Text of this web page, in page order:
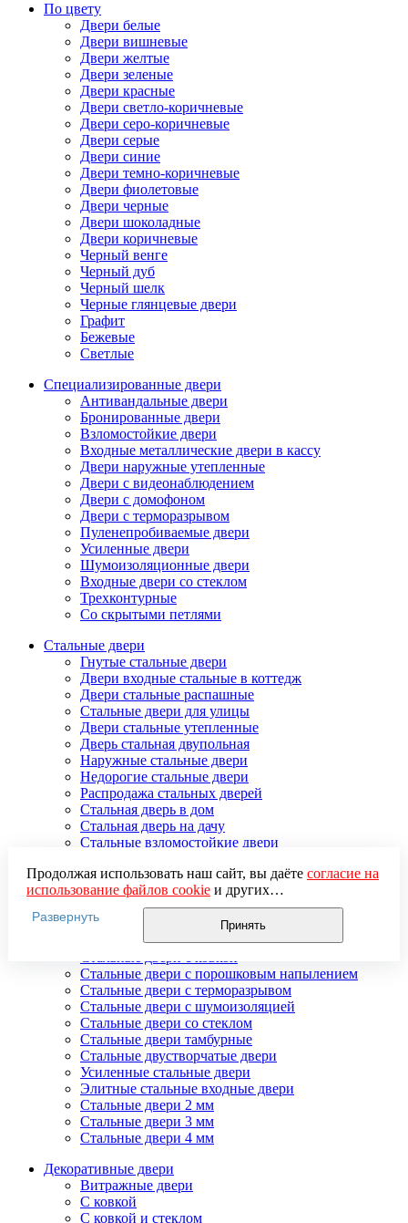
По цвету
Двери белые
Двери вишневые
Двери желтые
Двери зеленые
Двери красные
Двери светло-коричневые
Двери серо-коричневые
Двери серые
Двери синие
Двери темно-коричневые
Двери фиолетовые
Двери черные
Двери шоколадные
Двери коричневые
Черный венге
Черный дуб
Черный шелк
Черные глянцевые двери
Графит
Бежевые
Светлые
Специализированные двери
Антивандальные двери
Бронированные двери
Взломостойкие двери
Входные металлические двери в кассу
Двери наружные утепленные
Двери с видеонаблюдением
Двери с домофоном
Двери с терморазрывом
Пуленепробиваемые двери
Усиленные двери
Шумоизоляционные двери
Входные двери со стеклом
Трехконтурные
Со скрытыми петлями
Стальные двери
Гнутые стальные двери
Двери входные стальные в коттедж
Двери стальные распашные
Стальные двери для улицы
Двери стальные утепленные
Дверь стальная двупольная
Наружные стальные двери
Недорогие стальные двери
Распродажа стальных дверей
Стальная дверь в дом
Стальная дверь на дачу
Стальные взломостойкие двери
Стальные двери в подъезд
Стальные двери внутреннего открывания
Стальные двери массив
Стальные двери мдф
Стальные двери с зеркалом
Стальные двери с порошковым напылением
Стальные двери с терморазрывом
Стальные двери с шумоизоляцией
Стальные двери со стеклом
Стальные двери тамбурные
Стальные двустворчатые двери
Усиленные стальные двери
Элитные стальные входные двери
Стальные двери 2 мм
Стальные двери 3 мм
Стальные двери 4 мм
Декоративные двери
Витражные двери
С ковкой
С ковкой и стеклом
Продолжая использовать наш сайт, вы даёте согласие на
использование файлов cookieи других
пользовательских данных (включая IP-адрес, сведения о
местоположении, устройстве, действиях на сайте и т. п.)
для функционирования сайта, проведения
использования систем аналитики (например,
Яндекс.Метрика), в соответствии с нашей
обработки персональных данных.
Если вы не хотите, чтобы ваши данные обрабатывались,
настройте ограничения в браузере или покиньте сайт.
Развернуть
Принять